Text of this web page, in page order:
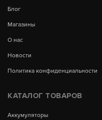
Блог
Магазины
О нас
Новости
Политика конфиденциальности
КАТАЛОГ ТОВАРОВ
Аккумуляторы